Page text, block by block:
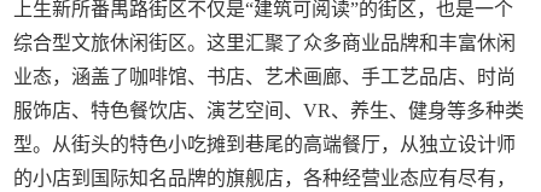
上生新所番禺路街区不仅是“建筑可阅读”的街区，也是一个
综合型文旅休闲街区。这里汇聚了众多商业品牌和丰富休闲
业态，涵盖了咖啡馆、书店、艺术画廊、手工艺品店、时尚
服饰店、特色餐饮店、演艺空间、VR、养生、健身等多种类
型。从街头的特色小吃摊到巷尾的高端餐厅，从独立设计师
的小店到国际知名品牌的旗舰店，各种经营业态应有尽有，